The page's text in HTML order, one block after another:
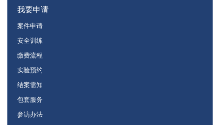
我要申请
案件申请
安全训练
缴费流程
实验预约
结案需知
包套服务
参访办法